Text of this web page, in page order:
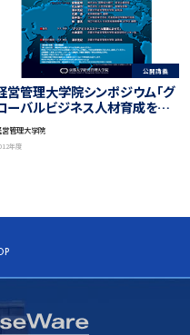
公開講義
営管理大学院シンポジウム「グ
ーバルビジネス人材育成を考
る」
営管理大学院
年度